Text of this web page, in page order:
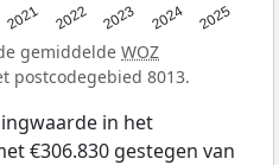
2021 2022 2023 2024 2025
gemiddelde WOZ
postcodegebied 8013.
in het
€306.830 gestegen van